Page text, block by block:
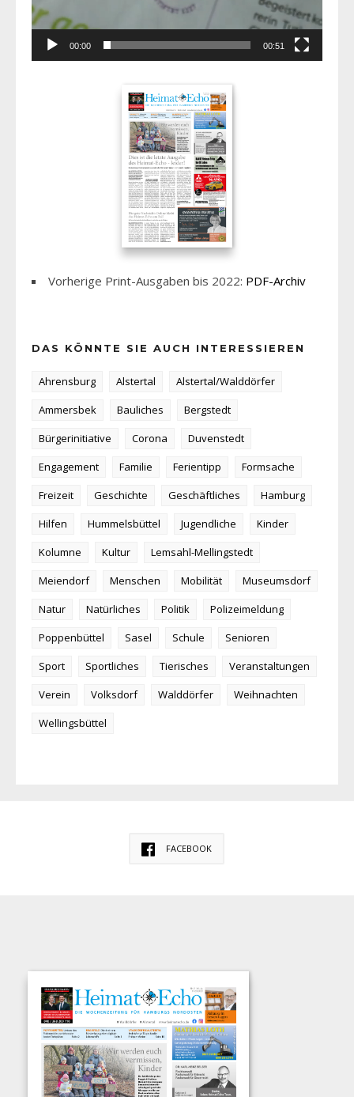
00:00 00:51
Vorherige Print-Ausgaben bis 2022: PDF-Archiv
DAS KÖNNTE SIE AUCH INTERESSIEREN
Ahrensburg Alstertal
Alstertal/Walddörfer
Ammersbek
Bauliches
Bergstedt
Bürgerinitiative
Corona
Duvenstedt
Engagement
Familie Ferientipp
Formsache
Freizeit
Geschichte Geschäftliches
Hamburg
Hilfen
Hummelsbüttel Jugendliche
Kinder
Kolumne
Kultur
Lemsahl-Mellingstedt
Meiendorf
Menschen Mobilität
Museumsdorf
Natur
Natürliches Politik
Polizeimeldung
Poppenbüttel
Sasel Schule
Senioren
Sport
Sportliches Tierisches
Veranstaltungen
Verein
Volksdorf Walddörfer
Weihnachten
Wellingsbüttel
FACEBOOK